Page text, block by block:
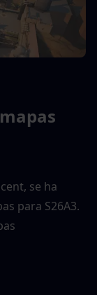
se ha
para S26A3.